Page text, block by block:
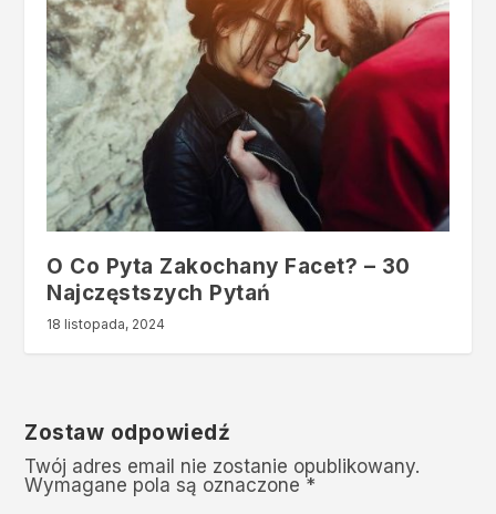
O Co Pyta Zakochany Facet? – 30
Najczęstszych Pytań
18 listopada, 2024
Zostaw odpowiedź
Twój adres email nie zostanie opublikowany.
Wymagane pola są oznaczone *